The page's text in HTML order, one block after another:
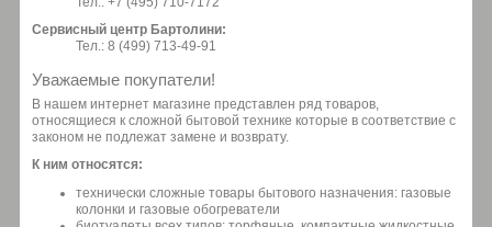
Сервисный центр Бартолини:
Тел.: 8 (499) 713-49-91
Уважаемые покупатели!
В нашем интернет магазине представлен ряд товаров,
относящиеся к сложной бытовой технике которые в соответствие с
законом не подлежат замене и возврату.
К ним относятся:
технически сложные товары бытового назначения: газовые
колонки и газовые обогреватели